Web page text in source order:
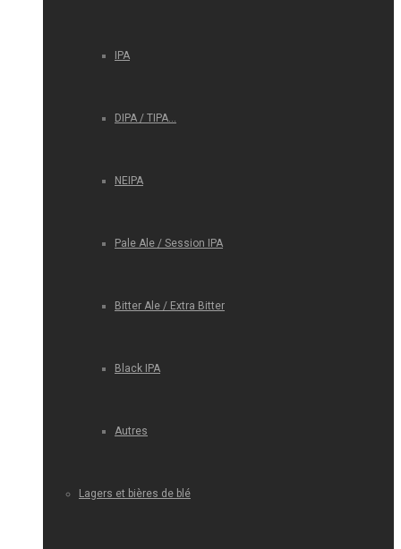
IPA
DIPA / TIPA…
NEIPA
Pale Ale / Session IPA
Bitter Ale / Extra Bitter
Black IPA
Autres
Lagers et bières de blé